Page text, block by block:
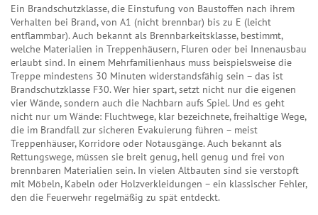
Ein Brandschutzklasse,die Einstufung von Baustoffen nach ihrem
Verhalten bei Brand, von A1 (nicht brennbar) bis zu E (leicht
entflammbar). Auch bekannt als Brennbarkeitsklasse, bestimmt,
welche Materialien in Treppenhäusern, Fluren oder bei Innenausbau
erlaubt sind. In einem Mehrfamilienhaus muss beispielsweise die
Treppe mindestens 30 Minuten widerstandsfähig sein – das ist
Brandschutzklasse F30. Wer hier spart, setzt nicht nur die eigenen
vier Wände, sondern auch die Nachbarn aufs Spiel. Und es geht
nicht nur um Wände: Fluchtwege, klar bezeichnete, freihaltige Wege,
die im Brandfall zur sicheren Evakuierung führen – meist
Treppenhäuser, Korridore oder Notausgänge. Auch bekannt als
Rettungswege, müssen sie breit genug, hell genug und frei von
brennbaren Materialien sein. In vielen Altbauten sind sie verstopft
mit Möbeln, Kabeln oder Holzverkleidungen – ein klassischer Fehler,
den die Feuerwehr regelmäßig zu spät entdeckt.